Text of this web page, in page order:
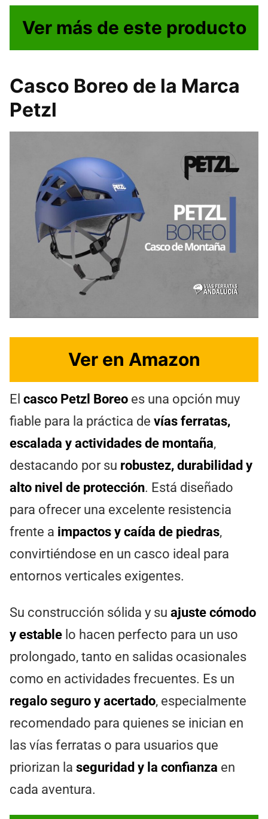
Ver más de este producto
Casco Boreo de la Marca
Petzl
Ver en Amazon
El casco Petzl Boreo es una opción muy
fiable para la práctica de vías ferratas,
escalada y actividades de montaña,
destacando por su robustez, durabilidad y
alto nivel de protección. Está diseñado
para ofrecer una excelente resistencia
frente a impactos y caída de piedras,
convirtiéndose en un casco ideal para
entornos verticales exigentes.
Su construcción sólida y su ajuste cómodo
y estable lo hacen perfecto para un uso
prolongado, tanto en salidas ocasionales
como en actividades frecuentes. Es un
regalo seguro y acertado, especialmente
recomendado para quienes se inician en
las vías ferratas o para usuarios que
priorizan la seguridad y la confianza en
cada aventura.